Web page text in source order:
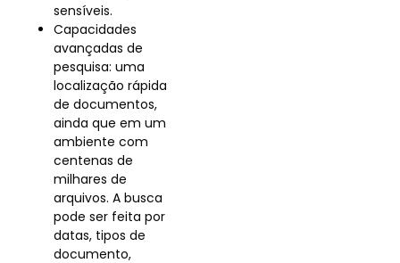
sensíveis.
Capacidades
avançadas de
pesquisa: uma
localização rápida
de documentos,
ainda que em um
ambiente com
centenas de
milhares de
arquivos. A busca
pode ser feita por
datas, tipos de
documento,